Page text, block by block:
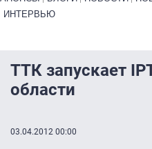
ИНТЕРВЬЮ
ТТК запускает
области
03.04.2012 00:00